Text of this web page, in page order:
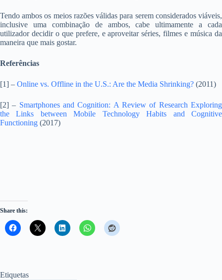
Tendo ambos os meios razões válidas para serem considerados viáveis,
inclusive uma combinação de ambos, cabe ultimamente a cada
utilizador decidir o que prefere, e aproveitar séries, filmes e música da
maneira que mais gostar.
Referências
[1] – Online vs. Offline in the U.S.: Are the Media Shrinking? (2011)
[2] – Smartphones and Cognition: A Review of Research Exploring
the Links between Mobile Technology Habits and Cognitive
Functioning (2017)
Share this:
Etiquetas